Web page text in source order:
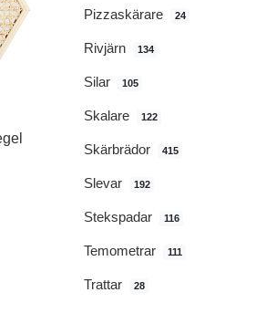
Pizzaskärare 24
Rivjärn 134
Silar 105
Skalare 122
Skärbrädor 415
Slevar 192
Stekspadar 116
Temometrar 111
Trattar 28